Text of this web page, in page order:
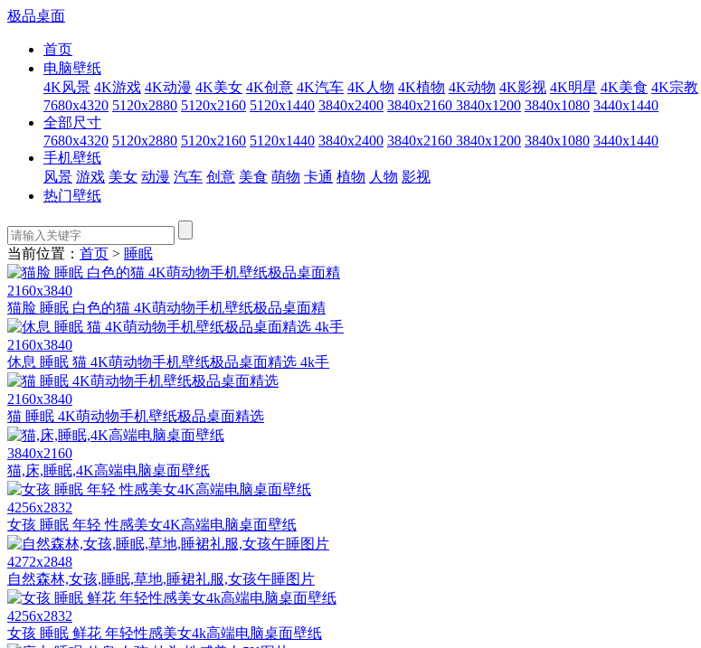
极品桌面
首页
电脑壁纸
4K风景 4K游戏 4K动漫 4K美女 4K创意 4K汽车 4K人物 4K植物 4K动物 4K影视 4K明星 4K美食 4K宗教
7680x4320 5120x2880 5120x2160 5120x1440 3840x2400 3840x2160 3840x1200 3840x1080 3440x1440
全部尺寸
7680x4320 5120x2880 5120x2160 5120x1440 3840x2400 3840x2160 3840x1200 3840x1080 3440x1440
手机壁纸
风景 游戏 美女 动漫 汽车 创意 美食 萌物 卡通 植物 人物 影视
热门壁纸
当前位置： 首页 > 睡眠
2160x3840
猫脸 睡眠 白色的猫 4K萌动物手机壁纸极品桌面精
2160x3840
休息 睡眠 猫 4K萌动物手机壁纸极品桌面精选 4k手
2160x3840
猫 睡眠 4K萌动物手机壁纸极品桌面精选
3840x2160
猫,床,睡眠,4K高端电脑桌面壁纸
4256x2832
女孩 睡眠 年轻 性感美女4K高端电脑桌面壁纸
4272x2848
自然森林,女孩,睡眠,草地,睡裙礼服,女孩午睡图片
4256x2832
女孩 睡眠 鲜花 年轻性感美女4k高端电脑桌面壁纸